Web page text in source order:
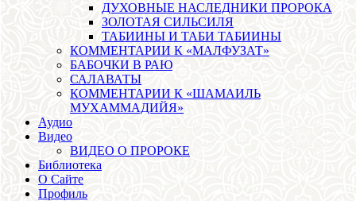
ДУХОВНЫЕ НАСЛЕДНИКИ ПРОРОКА
ЗОЛОТАЯ СИЛЬСИЛЯ
ТАБИИНЫ И ТАБИ ТАБИИНЫ
КОММЕНТАРИИ К «МАЛФУЗАТ»
БАБОЧКИ В РАЮ
САЛАВАТЫ
КОММЕНТАРИИ К «ШАМАИЛЬ
МУХАММАДИЙЯ»
Аудио
Видео
ВИДЕО О ПРОРОКЕ
Библиотека
О Сайте
Профиль